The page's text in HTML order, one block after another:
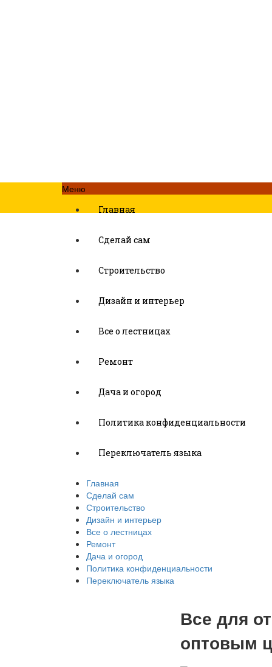
Меню
Главная
Сделай сам
Строительство
Дизайн и интерьер
Все о лестницах
Ремонт
Дача и огород
Политика конфиденциальности
Переключатель языка
Главная
Сделай сам
Строительство
Дизайн и интерьер
Все о лестницах
Ремонт
Дача и огород
Политика конфиденциальности
Переключатель языка
Все для
оптовым